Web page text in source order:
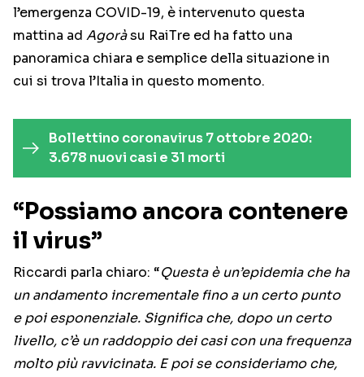
l’emergenza COVID-19, è intervenuto questa
mattina ad Agoràsu RaiTre ed ha fatto una
panoramica chiara e semplice della situazione in
cui si trova l’Italia in questo momento.
Bollettino coronavirus 7 ottobre 2020:
3.678 nuovi casi e 31 morti
“Possiamo ancora contenere
il virus”
Riccardi parla chiaro: “Questa è un’epidemia che ha
un andamento incrementale fino a un certo punto
e poi esponenziale. Significa che, dopo un certo
livello, c’è un raddoppio dei casi con una frequenza
molto più ravvicinata. E poi se consideriamo che,